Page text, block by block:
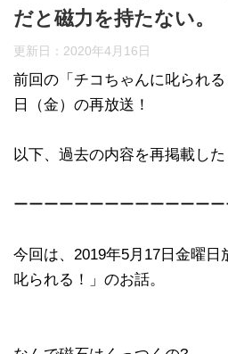
だと磁力を持たない。
更新日： 2020年4月16日
前回の「チコちゃんに叱られ
日（金）の再放送！
以下、過去の内容を再掲載した
ーーーーーーーーーーーーーー
今回は、2019年5月17日金曜日
叱られる！」のお話。